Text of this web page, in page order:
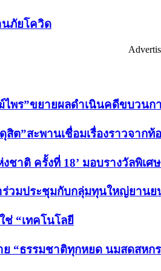
ภัยโควิด
พร”ขยายผลดำเนินคดีขบวน
ต”สะพานเชื่อมเรื่องราวจาก
ชาติ ครั้งที่ 18’ มอบรางวัลพิเ
ร่วมประชุมกับกลุ่มทุนใหญ่ยา
ช่ “เทคโนโลยี
“ธรรมชาติทุกหยด นมสดสหก